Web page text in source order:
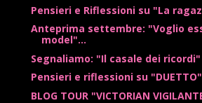
Pensieri e Riflessioni su "La
Anteprima settembre: "Voglio
model"...
Segnaliamo: "Il casale dei ricordi"
Pensieri e riflessioni su
BLOG TOUR "VICTORIAN